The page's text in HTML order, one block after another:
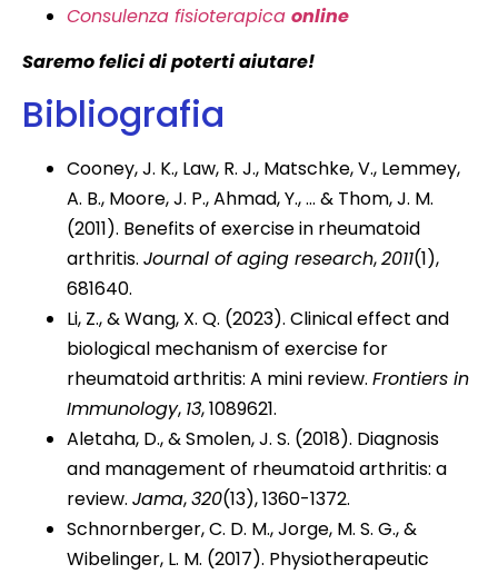
Consulenza fisioterapica online
Saremo felici di poterti aiutare!
Bibliografia
Cooney, J. K., Law, R. J., Matschke, V., Lemmey,
A. B., Moore, J. P., Ahmad, Y., … & Thom, J. M.
(2011). Benefits of exercise in rheumatoid
arthritis. Journal of aging research,2011(1),
681640.
Li, Z., & Wang, X. Q. (2023). Clinical effect and
biological mechanism of exercise for
rheumatoid arthritis: A mini review. Frontiers in
Immunology, 13, 1089621.
Aletaha, D., & Smolen, J. S. (2018). Diagnosis
and management of rheumatoid arthritis: a
review. Jama,320(13), 1360-1372.
Schnornberger, C. D. M., Jorge, M. S. G., &
Wibelinger, L. M. (2017). Physiotherapeutic